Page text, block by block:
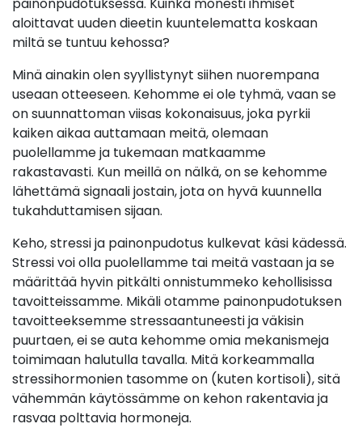
aloittavat uuden dieetin kuuntelematta koskaan
miltä se tuntuu kehossa?
Minä ainakin olen syyllistynyt siihen nuorempana
useaan otteeseen. Kehomme ei ole tyhmä, vaan se
on suunnattoman viisas kokonaisuus, joka pyrkii
kaiken aikaa auttamaan meitä, olemaan
puolellamme ja tukemaan matkaamme
rakastavasti. Kun meillä on nälkä, on se kehomme
lähettämä signaali jostain, jota on hyvä kuunnella
tukahduttamisen sijaan.
Keho, stressi ja painonpudotus kulkevat käsi kädessä.
Stressi voi olla puolellamme tai meitä vastaan ja se
määrittää hyvin pitkälti onnistummeko kehollisissa
tavoitteissamme. Mikäli otamme painonpudotuksen
tavoitteeksemme stressaantuneesti ja väkisin
puurtaen, ei se auta kehomme omia mekanismeja
toimimaan halutulla tavalla. Mitä korkeammalla
stressihormonien tasomme on (kuten kortisoli), sitä
vähemmän käytössämme on kehon rakentavia ja
rasvaa polttavia hormoneja.